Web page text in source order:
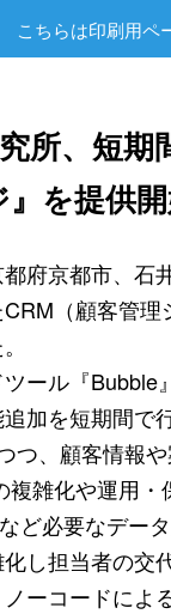
こちらは印刷用ペ
所、短
』を提供
府京都市、
（顧客管
ール『
加を短期間で
つ、顧客情報
雑化や運用
ど必要なデー
し担当者の
ーコードによ